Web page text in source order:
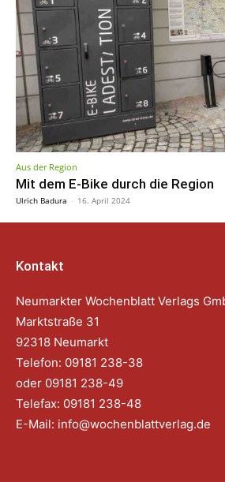
Aus der Region
Mit dem E-Bike durch die Region
Ulrich Badura - 16. April 2024
Kontakt
Neumarkter Wochenblatt Verlags
Marktstraße 31
92318 Neumarkt
Telefon: 09181 238-38
oder 09181 238-49
Telefax: 09181 238-48
E-Mail: info@wochenblattverlag.de